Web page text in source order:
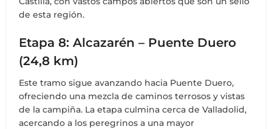
de esta región.
Etapa 8: Alcazarén – Puente Duero
(24,8 km)
Este tramo sigue avanzando hacia Puente Duero,
ofreciendo una mezcla de caminos terrosos y vistas
de la campiña. La etapa culmina cerca de Valladolid,
acercando a los peregrinos a una mayor